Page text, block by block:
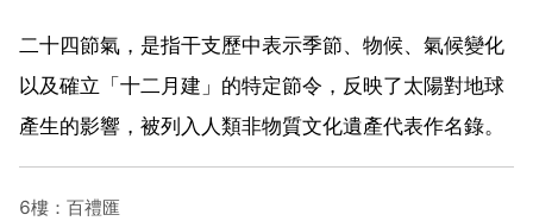
二十四節氣，是指干支歷中表示季節、物候、氣候變化
以及確立「十二月建」的特定節令，反映了太陽對地球
產生的影響，被列入人類非物質文化遺產代表作名錄。
6樓：百禮匯